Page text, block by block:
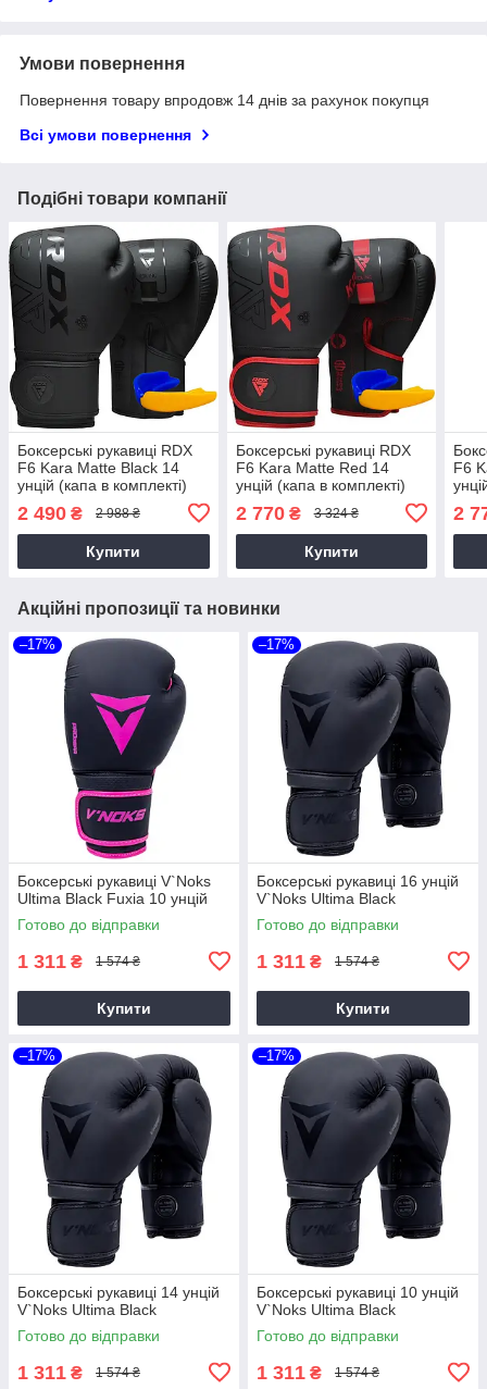
Умови повернення
Повернення товару впродовж 14 днів за рахунок покупця
Всі умови повернення
Подібні товари компанії
Боксерські рукавиці RDX
F6 Kara Matte Black 14
унцій (капа в комплекті)
2 490 ₴ 2 988 ₴
Купити
Боксерські рукавиці RDX
F6 Kara Matte Red 14
унцій (капа в комплекті)
2 770₴ 3 324 ₴
Купити
F6
2
Акційні пропозиції та новинки
–17%
Боксерські рукавиці V`Noks
Ultima Black Fuxia 10 унцій
Готово до відправки
1 311 ₴ 1 574 ₴
Купити
–17%
Боксерські рукавиці 16 унцій
V`Noks Ultima Black
Готово до відправки
1 311 ₴ 1 574 ₴
Купити
–17%
Боксерські рукавиці 14 унцій
V`Noks Ultima Black
Готово до відправки
1 311 ₴ 1 574 ₴
–17%
Боксерські рукавиці 10 унцій
V`Noks Ultima Black
Готово до відправки
1 311 ₴ 1 574 ₴